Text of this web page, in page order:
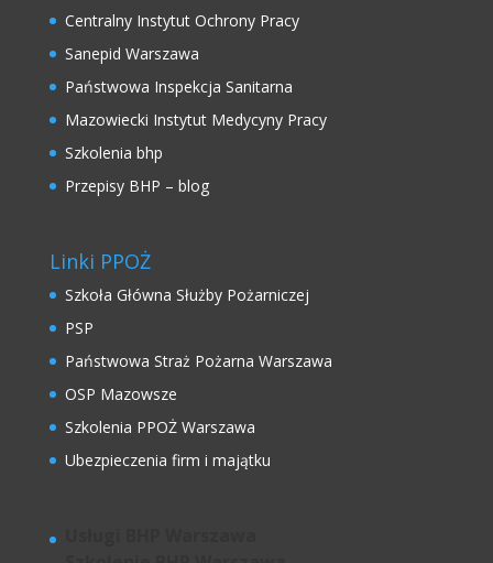
Centralny Instytut Ochrony Pracy
Sanepid Warszawa
Państwowa Inspekcja Sanitarna
Mazowiecki Instytut Medycyny Pracy
Szkolenia bhp
Przepisy BHP – blog
Linki PPOŻ
Szkoła Główna Służby Pożarniczej
PSP
Państwowa Straż Pożarna Warszawa
OSP Mazowsze
Szkolenia PPOŻ Warszawa
Ubezpieczenia firm i majątku